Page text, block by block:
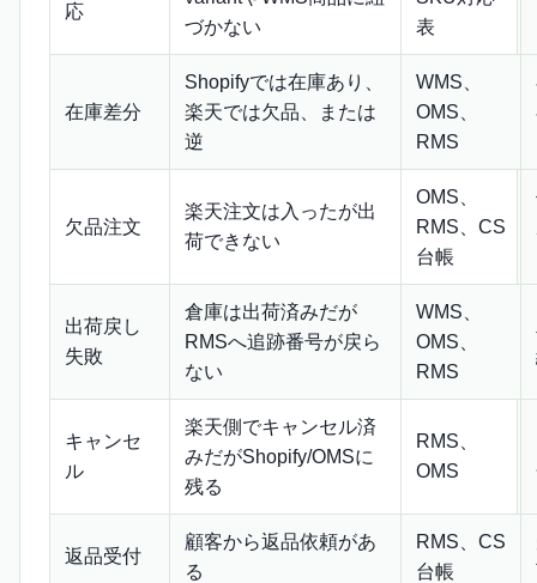
応
づかない
表
在庫差分
Shopifyでは在庫あり、
楽天では欠品、または
逆
WMS、
OMS、
RMS
欠品注文
楽天注文は入ったが出
荷できない
OMS、
RMS、CS
台帳
出荷戻し
失敗
倉庫は出荷済みだが
RMSへ追跡番号が戻ら
ない
WMS、
OMS、
RMS
キャンセ
ル
楽天側でキャンセル済
みだがShopify/OMSに
残る
RMS、
OMS
返品受付
顧客から返品依頼があ
る
RMS、CS
台帳